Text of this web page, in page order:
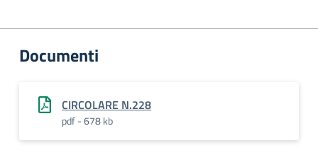
Documenti
CIRCOLARE N.228
pdf - 678 kb